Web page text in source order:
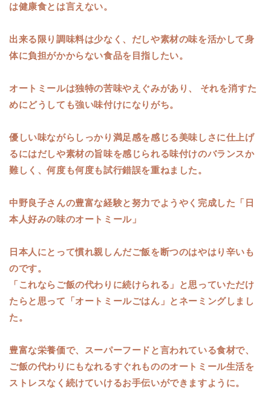
は健康食とは言えない。
出来る限り調味料は少なく、だしや素材の味を活かして身
体に負担がかからない食品を目指したい。
オートミールは独特の苦味やえぐみがあり、 それを消すた
めにどうしても強い味付けになりがち。
優しい味ながらしっかり満足感を感じる美味しさに仕上げ
るにはだしや素材の旨味を感じられる味付けのバランスか
難しく、何度も何度も試行錯誤を重ねました。
中野良子さんの豊富な経験と努力でようやく完成した 「日
本人好みの味のオートミール」
日本人にとって慣れ親しんだご飯を断つのはやはり辛いも
のです。
「これならご飯の代わりに続けられる」と思っていただけ
たらと思って「オートミールごはん」とネーミングしまし
た。
豊富な栄養価で、スーパーフードと言われている食材で、
ご飯の代わりにもなれるすぐれもののオートミール生活を
ストレスなく続けていけるお手伝いができますように。